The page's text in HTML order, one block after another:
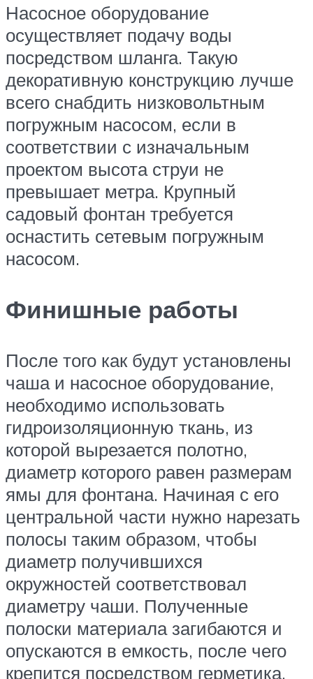
Насосное оборудование
осуществляет подачу воды
посредством шланга. Такую
декоративную конструкцию лучше
всего снабдить низковольтным
погружным насосом, если в
соответствии с изначальным
проектом высота струи не
превышает метра. Крупный
садовый фонтан требуется
оснастить сетевым погружным
насосом.
Финишные работы
После того как будут установлены
чаша и насосное оборудование,
необходимо использовать
гидроизоляционную ткань, из
которой вырезается полотно,
диаметр которого равен размерам
ямы для фонтана. Начиная с его
центральной части нужно нарезать
полосы таким образом, чтобы
диаметр получившихся
окружностей соответствовал
диаметру чаши. Полученные
полоски материала загибаются и
опускаются в емкость, после чего
крепится посредством герметика.